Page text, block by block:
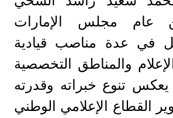
عام مجلس الإمارات
في عدة مناصب قيادية
والمناطق التخصصية
يعكس تنوع خبراته وقدرته
القطاع الإعلامي الوطني